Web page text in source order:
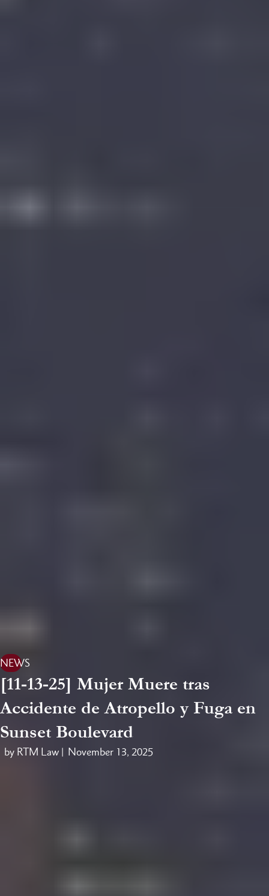
NEWS
[11-13-25] Mujer Muere tras
Accidente de Atropello y Fuga en
Sunset Boulevard
by RTM Law | November 13, 2025